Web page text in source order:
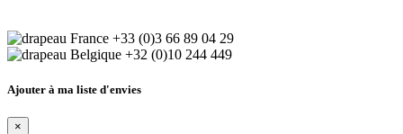
+33 (0)3 66 89 04 29
+32 (0)10 244 449
Ajouter à ma liste d'envies
×